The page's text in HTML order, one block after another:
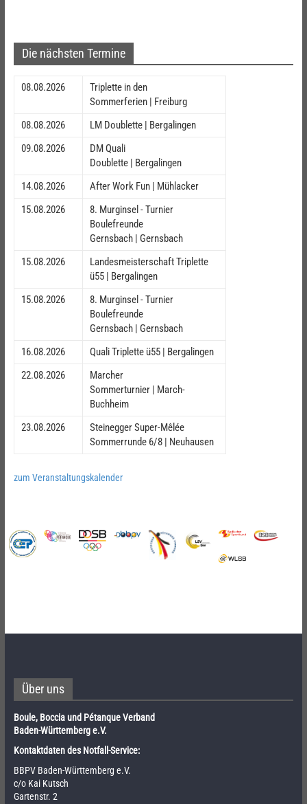
Die nächsten Termine
08.08.2026
Triplette in den
Sommerferien | Freiburg
08.08.2026
LM Doublette | Bergalingen
09.08.2026
DM Quali
Doublette | Bergalingen
14.08.2026
After Work Fun | Mühlacker
15.08.2026
8. Murginsel - Turnier
Boulefreunde
Gernsbach | Gernsbach
15.08.2026
Landesmeisterschaft Triplette
ü55 | Bergalingen
15.08.2026
8. Murginsel - Turnier
Boulefreunde
Gernsbach | Gernsbach
16.08.2026
Quali Triplette ü55 | Bergalingen
22.08.2026
Marcher
Sommerturnier | March-
Buchheim
23.08.2026
Steinegger Super-Mêlée
Sommerrunde 6/8 | Neuhausen
zum Veranstaltungskalender
Über uns
Boule, Boccia und Pétanque Verband
Baden-Württemberg e.V.
Kontaktdaten des Notfall-Service:
BBPV Baden-Württemberg e.V.
c/o Kai Kutsch
Gartenstr. 2